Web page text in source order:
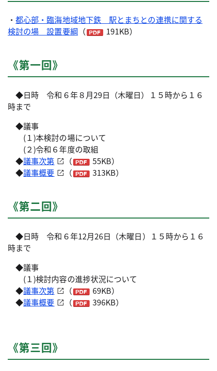
・都心部・臨海地域地下鉄 駅とまちとの連携に関する
検討の場 設置要綱 （ 191KB）
《第一回》
◆日時 令和６年８月29日（木曜日）１５時から１６
時まで
◆議事
(１)本検討の場について
(２)令和６年度の取組
◆議事次第 （
55KB）
◆議事概要 （ 313KB）
《第二回》
◆日時 令和６年12月26日（木曜日）１５時から１６
時まで
◆議事
(１)検討内容の進捗状況について
◆議事次第 （
69KB）
◆議事概要 （ 396KB）
《第三回》